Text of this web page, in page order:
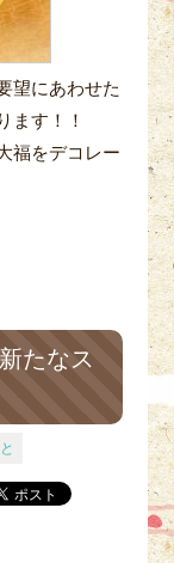
望にあわせた
ます！！
福をデコレー
たなス